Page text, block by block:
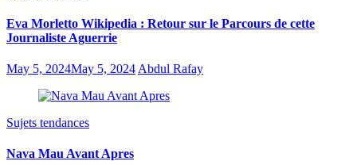
Eva Morletto Wikipedia : Retour sur le Parcours de cette
Journaliste Aguerrie
May 5, 2024May 5, 2024 Abdul Rafay
Sujets tendances
Nava Mau Avant Apres